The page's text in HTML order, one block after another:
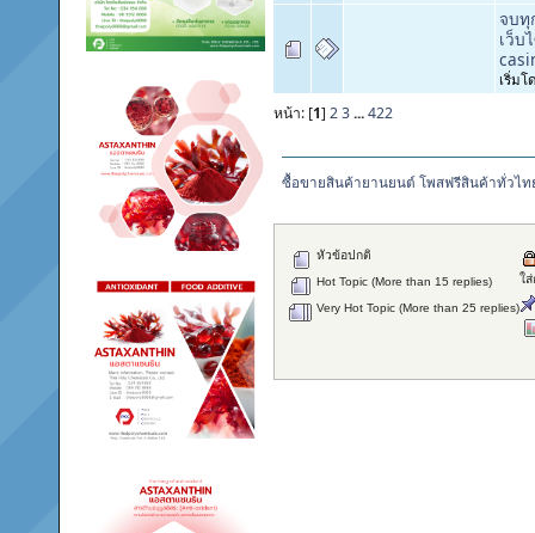
จบทุ
เว็บ
เริ่ม
หน้า: [1] 23...422
ซื้อขายสินค้ายานยนต์ โพสฟรีสินค้าทั่วไท
หัวข้อปกติ
Hot Topic (More than 15 replies)
Very Hot Topic (More than 25 replies)
ใ